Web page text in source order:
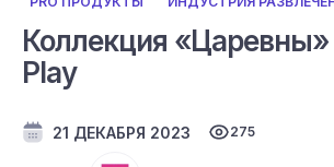
Коллекция «Царевны»
Play
21 ДЕКАБРЯ 2023 275